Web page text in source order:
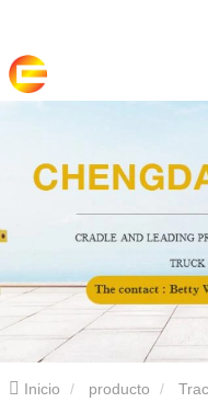
Inicio producto